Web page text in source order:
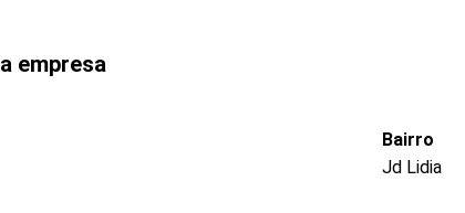
empresa
Bairro
Jd Lidia